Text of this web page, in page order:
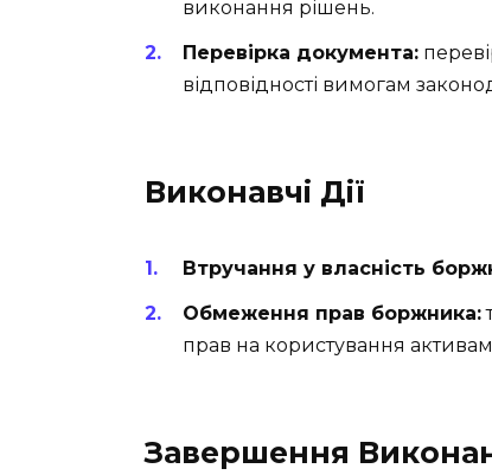
виконання рішень.
Перевірка документа:
відповідності вимогам
Виконавчі Дії
Втручання у власність
Обмеження прав боржника:
прав на користування
Завершення